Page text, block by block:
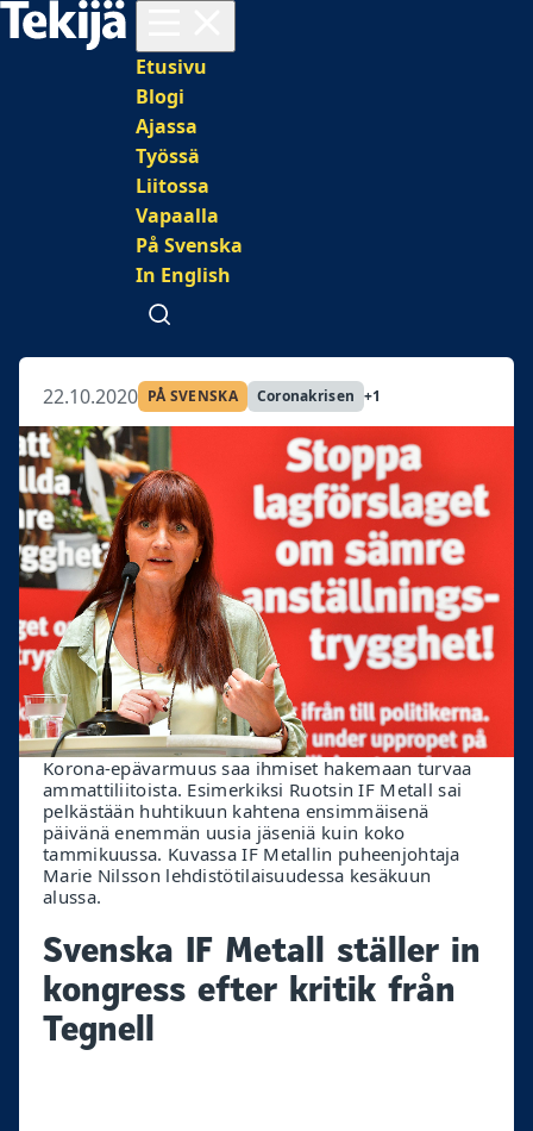
Päävalikko
Etusivu
Blogi
Ajassa
Työssä
Liitossa
Vapaalla
På Svenska
In English
Avaa haku
22.10.2020 PÅ SVENSKA Coronakrisen +1
Korona-epävarmuus saa ihmiset hakemaan turvaa
ammattiliitoista. Esimerkiksi Ruotsin IF Metall sai
pelkästään huhtikuun kahtena ensimmäisenä
päivänä enemmän uusia jäseniä kuin koko
tammikuussa. Kuvassa IF Metallin puheenjohtaja
Marie Nilsson lehdistötilaisuudessa kesäkuun
alussa.
Svenska IF Metall ställer in
kongress efter kritik från
Tegnell